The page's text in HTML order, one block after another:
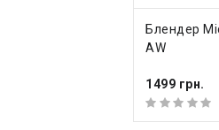
Блендер
AW
1499 грн.